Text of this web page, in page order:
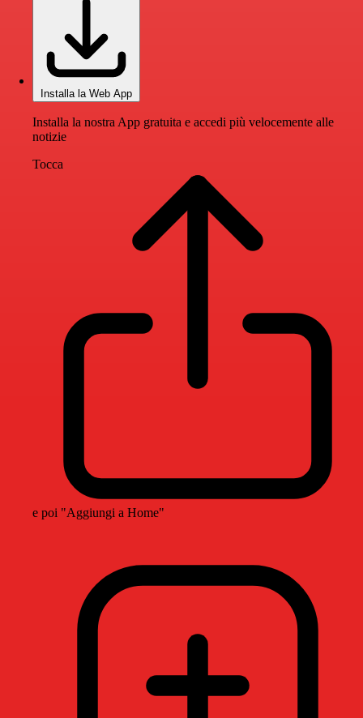
Installa la Web App
Installa la nostra App gratuita e accedi più velocemente alle
notizie
Tocca
e poi "Aggiungi a Home"